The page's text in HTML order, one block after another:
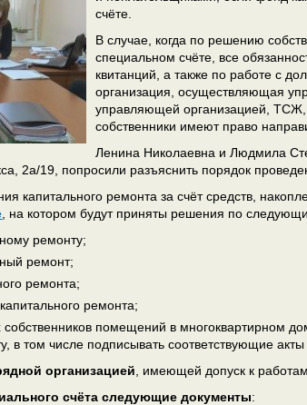
счёте.
В случае, когда по решению
специальном счёте, все
квитанций, а также по работе с
организация, осуществляющая
управляющей организацией,
собственники имеют право
Ленина Николаевна и Людмила
2а/19, попросили разъяснить порядок
капитального ремонта за счёт средств,
, на котором будут приняты решения по
ремонту;
ремонт;
ремонта;
ремонта;
помещений в многоквартирном
в том числе подписывать соответствующие
организацией , имеющей допуск к
счёта следующие документы: